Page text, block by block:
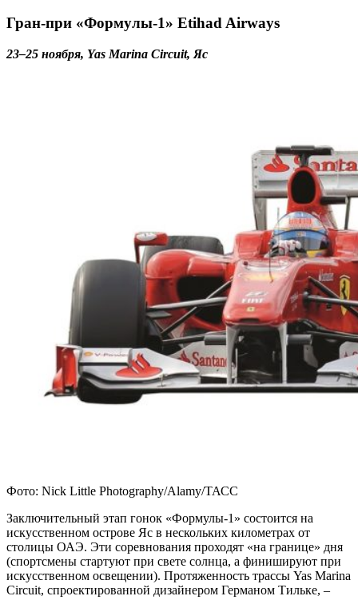
Гран-при «Формулы-1» Etihad Airways
23–25 ноября, Yas Marina Circuit, Яс
Фото: Nick Little Photography/Alamy/ТАСС
Заключительный этап гонок «Формулы-1» состоится на
искусственном острове Яс в нескольких километрах от
столицы ОАЭ. Эти соревнования проходят «на границе» дня
(спортсмены стартуют при свете солнца, а финишируют при
искусственном освещении). Протяженность трассы Yas Marina
Circuit, спроектированной дизайнером Германом Тильке, –